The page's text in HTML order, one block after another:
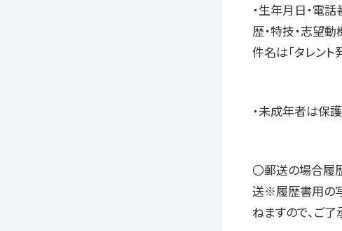
・生年月日・電話
歴・特技・志望
件名は「タレント
・未成年者は保
〇郵送の場合履
送※履歴書用の
ねますので、ご了